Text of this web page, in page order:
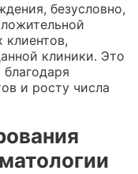
безусловно,
клиники. Это
и росту числа